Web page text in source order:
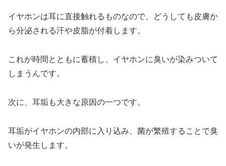
イヤホンは耳に直接触れるものなので、どうしても皮膚か
ら分泌される汗や皮脂が付着します。
これが時間とともに蓄積し、イヤホンに臭いが染みついて
しまうんです。
次に、耳垢も大きな原因の一つです。
耳垢がイヤホンの内部に入り込み、菌が繁殖することで臭
いが発生します。